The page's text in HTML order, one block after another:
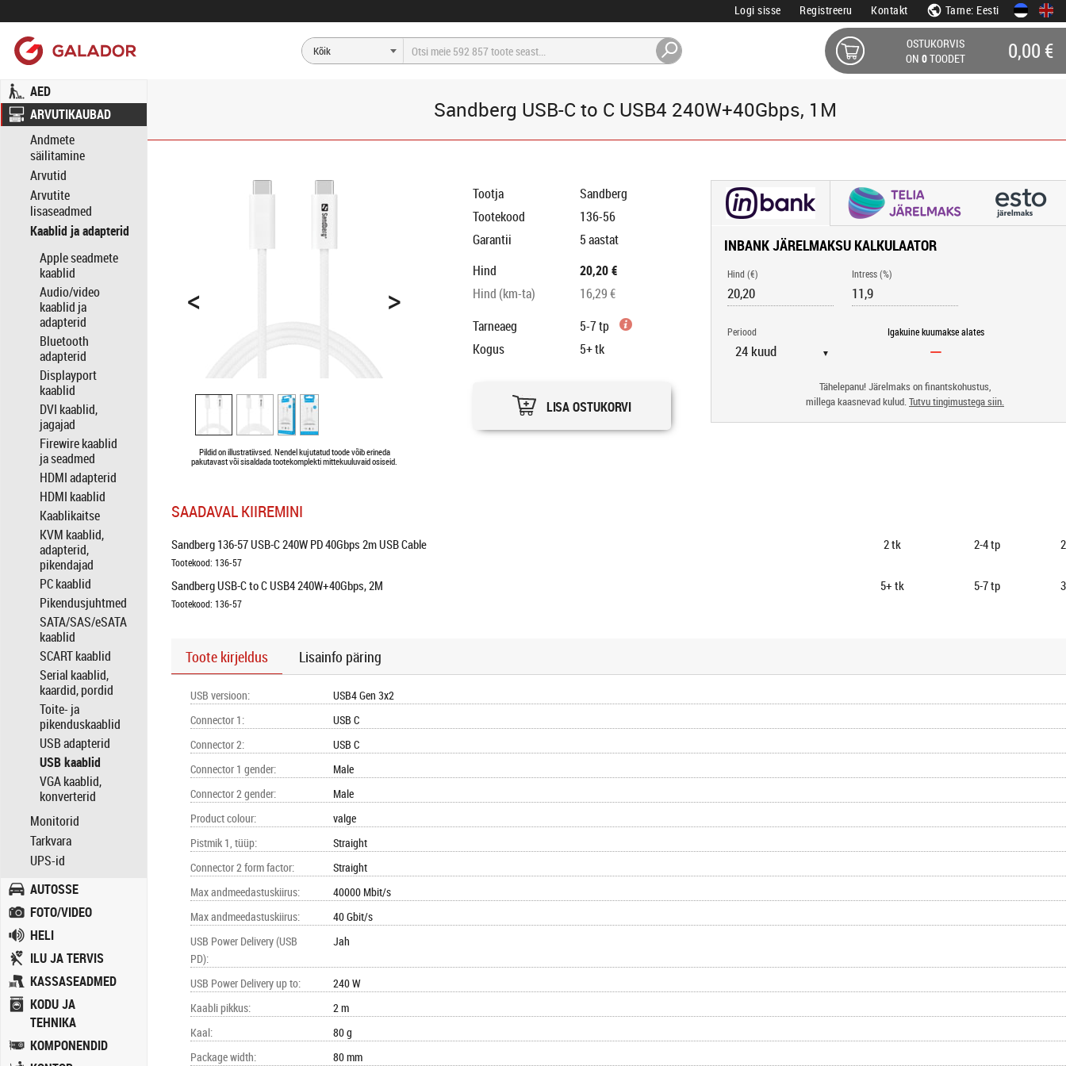
Logi sisse Registreeru Kontakt Tarne: Eesti
OSTUKORVIS
ON 0TOODET 0,00 €
AED
ARVUTIKAUBAD
Andmete
säilitamine
Arvutid
Arvutite
lisaseadmed
Kaablid ja adapterid
Apple seadmete
kaablid
Audio/video
kaablid ja
adapterid
Bluetooth
adapterid
Displayport
kaablid
DVI kaablid,
jagajad
Firewire kaablid
ja seadmed
HDMI adapterid
HDMI kaablid
Kaablikaitse
KVM kaablid,
adapterid,
pikendajad
PC kaablid
Pikendusjuhtmed
SATA/SAS/eSATA
kaablid
SCART kaablid
Serial kaablid,
kaardid, pordid
Toite- ja
pikenduskaablid
USB adapterid
USB kaablid
VGA kaablid,
konverterid
Monitorid
Tarkvara
UPS-id
AUTOSSE
FOTO/VIDEO
HELI
ILU JA TERVIS
KASSASEADMED
KODU JA
TEHNIKA
KOMPONENDID
Sandberg USB-C to C USB4 240W+40Gbps, 1M
< >
Pildid on illustratiivsed. Nendel kujutatud toode võib erineda
pakutavast või sisaldada tootekomplekti mittekuuluvaid osiseid.
Tootja
Sandberg
Tootekood
136-56
Garantii
5 aastat
Hind
20,20 €
Hind (km-ta)
16,29 €
Tarneaeg
5-7 tp
Kogus
5+tk
LISA OSTUKORVI
INBANK JÄRELMAKSU KALKULAATOR
Hind (€) Intress (%)
Periood
▼
Igakuine kuumakse alates
Tähelepanu! Järelmaks on finantskohustus,
millega kaasnevad kulud.Tutvu tingimustega siin.
SAADAVAL KIIREMINI
Sandberg 136-57 USB-C 240W PD 40Gbps 2m USB Cable
Tootekood: 136-57
2tk 2-4 tp
Sandberg USB-C to C USB4 240W+40Gbps, 2M
Tootekood: 136-57
5+ tk 5-7 tp
Toote kirjeldus Lisainfo päring
USB versioon:
USB4 Gen 3x2
Connector 1:
USB C
Connector 2:
USB C
Connector 1 gender:
Male
Connector 2 gender:
Male
Product colour:
valge
Pistmik 1, tüüp:
Straight
Connector 2 form factor:
Straight
Max andmeedastuskiirus:
40000 Mbit/s
Max andmeedastuskiirus:
40 Gbit/s
USB Power Delivery (USB
PD):
Jah
USB Power Delivery up to:
240 W
Kaabli pikkus:
2 m
Kaal:
80 g
Package width:
80 mm